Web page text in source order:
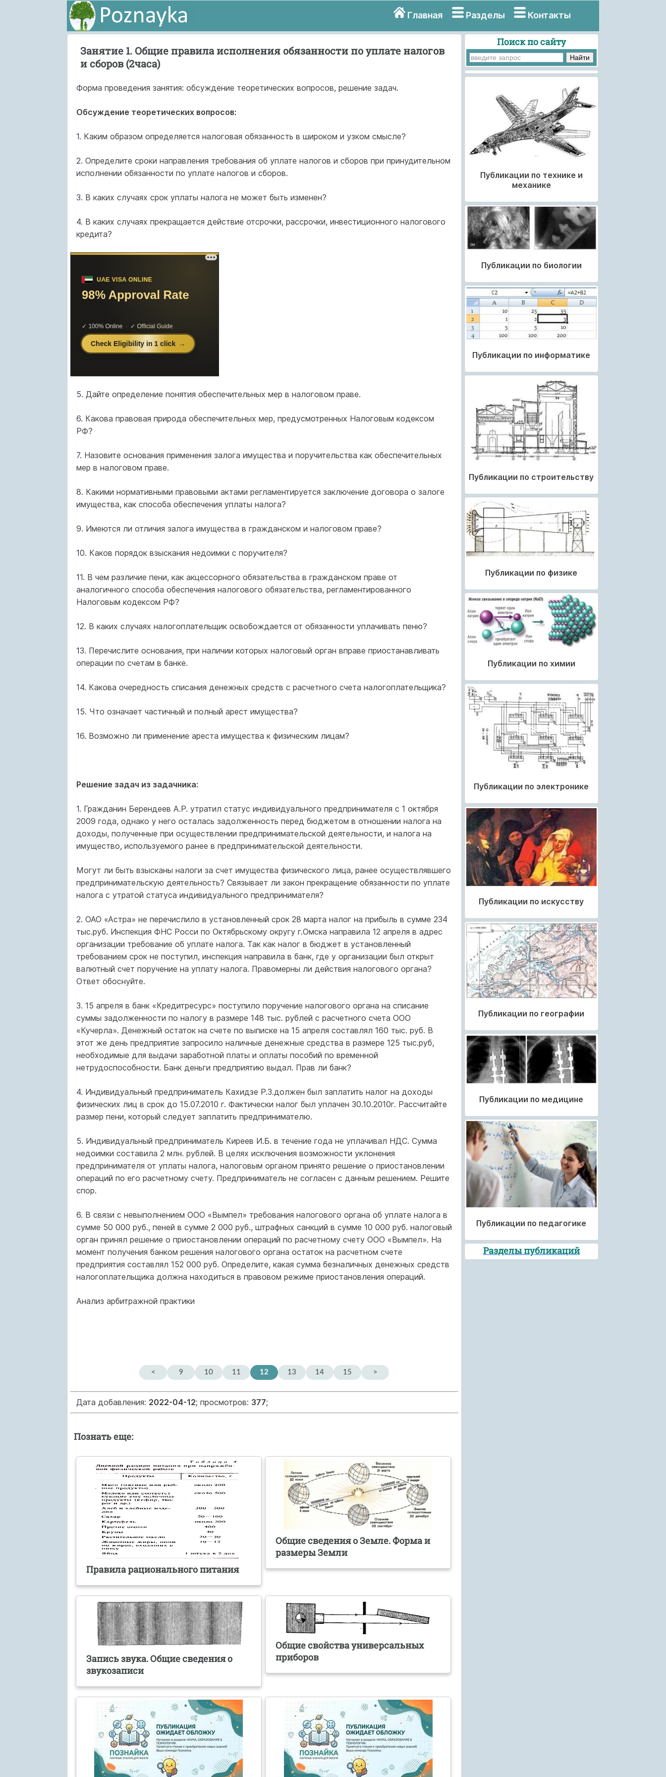
Главная Разделы Контакты
Занятие 1. Общие правила исполнения обязанности по уплате налогов
и сборов (2часа)
Форма проведения занятия: обсуждение теоретических вопросов, решение задач.
Обсуждение теоретических вопросов:
1. Каким образом определяется налоговая обязанность в широком и узком смысле?
2. Определите сроки направления требования об уплате налогов и сборов при принудительном
исполнении обязанности по уплате налогов и сборов.
3. В каких случаях срок уплаты налога не может быть изменен?
4. В каких случаях прекращается действие отсрочки, рассрочки, инвестиционного налогового
кредита?
5. Дайте определение понятия обеспечительных мер в налоговом праве.
6. Какова правовая природа обеспечительных мер, предусмотренных Налоговым кодексом
РФ?
7. Назовите основания применения залога имущества и поручительства как обеспечительных
мер в налоговом праве.
8. Какими нормативными правовыми актами регламентируется заключение договора о залоге
имущества, как способа обеспечения уплаты налога?
9. Имеются ли отличия залога имущества в гражданском и налоговом праве?
10. Каков порядок взыскания недоимки с поручителя?
11. В чем различие пени, как акцессорного обязательства в гражданском праве от
аналогичного способа обеспечения налогового обязательства, регламентированного
Налоговым кодексом РФ?
12. В каких случаях налогоплательщик освобождается от обязанности уплачивать пеню?
13. Перечислите основания, при наличии которых налоговый орган вправе приостанавливать
операции по счетам в банке.
14. Какова очередность списания денежных средств с расчетного счета налогоплательщика?
15. Что означает частичный и полный арест имущества?
16. Возможно ли применение ареста имущества к физическим лицам?
Решение задач из задачника:
1. Гражданин Берендеев А.Р. утратил статус индивидуального предпринимателя с 1 октября
2009 года, однако у него осталась задолженность перед бюджетом в отношении налога на
доходы, полученные при осуществлении предпринимательской деятельности, и налога на
имущество, используемого ранее в предпринимательской деятельности.
Могут ли быть взысканы налоги за счет имущества физического лица, ранее осуществлявшего
предпринимательскую деятельность? Связывает ли закон прекращение обязанности по уплате
налога с утратой статуса индивидуального предпринимателя?
2. ОАО «Астра» не перечислило в установленный срок 28 марта налог на прибыль в сумме 234
тыс.руб. Инспекция ФНС Росси по Октябрьскому округу г.Омска направила 12 апреля в адрес
организации требование об уплате налога. Так как налог в бюджет в установленный
требованием срок не поступил, инспекция направила в банк, где у организации был открыт
валютный счет поручение на уплату налога. Правомерны ли действия налогового органа?
Ответ обоснуйте.
3. 15 апреля в банк «Кредитресурс» поступило поручение налогового органа на списание
суммы задолженности по налогу в размере 148 тыс. рублей с расчетного счета ООО
«Кучерла». Денежный остаток на счете по выписке на 15 апреля составлял 160 тыс. руб. В
этот же день предприятие запросило наличные денежные средства в размере 125 тыс.руб,
необходимые для выдачи заработной платы и оплаты пособий по временной
нетрудоспособности. Банк деньги предприятию выдал. Прав ли банк?
4. Индивидуальный предприниматель Кахидзе Р.З.должен был заплатить налог на доходы
физических лиц в срок до 15.07.2010 г. Фактически налог был уплачен 30.10.2010г. Рассчитайте
размер пени, который следует заплатить предпринимателю.
5. Индивидуальный предприниматель Киреев И.Б. в течение года не уплачи­вал НДС. Сумма
недоимки составила 2 млн. рублей. В целях исключения воз­можности уклонения
предпринимателя от уплаты налога, налоговым органом принято решение о приостановлении
операций по его расчетному счету. Пред­приниматель не согласен с данным решением. Решите
спор.
6. В связи с невыполнением ООО «Вымпел» требования налогового органа об уплате налога в
сумме 50 000 руб., пеней в сумме 2 000 руб., штрафных санкций в сумме 10 000 руб. налоговый
орган принял решение о приостановлении операций по расчетному счету ООО «Вымпел». На
момент получения банком решения налогового органа остаток на расчетном счете
предприятия составлял 152 000 руб. Определите, какая сумма безналичных денежных средств
налогоплательщика должна находиться в правовом режиме приостановления операций.
Анализ арбитражной практики
< 9 10 11 12 13 14 15 >
Дата добавления: 2022-04-12; просмотров: 377;
Познать еще:
Правила рационального питания
Общие сведения о Земле. Форма и
размеры Земли
Запись звука. Общие сведения о
звукозаписи
Общие свойства универсальных
приборов
Поиск по сайту
Публикации по технике и
механике
Публикации по биологии
Публикации по информатике
Публикации по строительству
Публикации по физике
Публикации по химии
Публикации по электронике
Публикации по искусству
Публикации по географии
Публикации по медицине
Публикации по педагогике
Разделы публикаций